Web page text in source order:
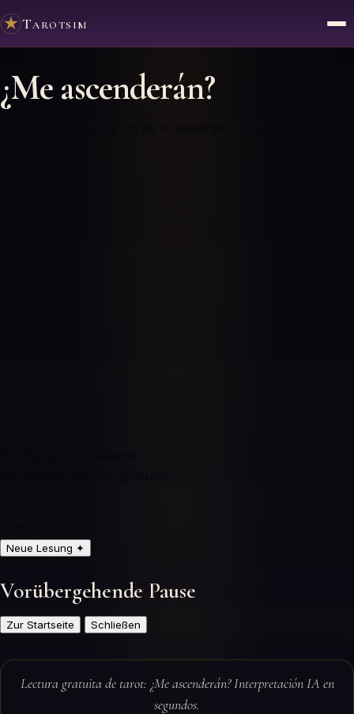
Tarotsim
¿Me ascenderán?
Neue Lesung ✦
Vorübergehende Pause
Zur Startseite Schließen
Lectura gratuita de tarot: ¿Me ascenderán? Interpretación IA en
segundos.